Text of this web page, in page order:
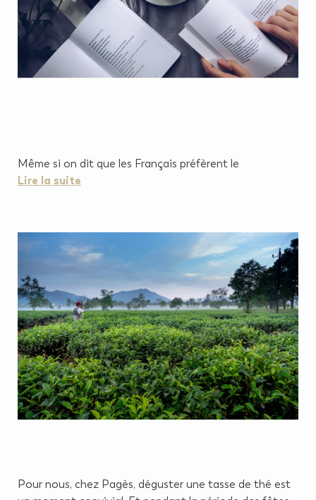
Même si on dit que les Français préfèrent le
Lire la suite
Pour nous, chez Pagès, déguster une tasse de thé est